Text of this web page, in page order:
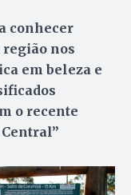
conhecer
nos
em beleza e
o recente